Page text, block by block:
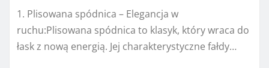
1. Plisowana spódnica – Elegancja w
ruchu:Plisowana spódnica to klasyk, który wraca do
łask z nową energią. Jej charakterystyczne fałdy…